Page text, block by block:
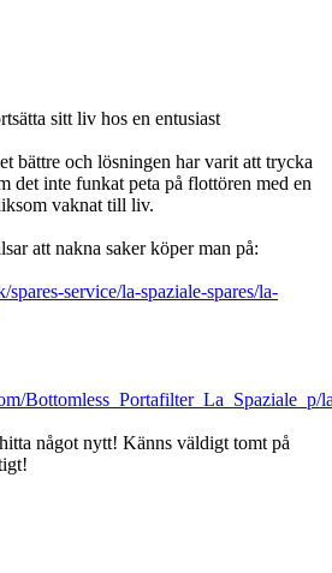
sitt liv hos en entusiast
bättre och lösningen har varit att trycka
det inte funkat peta på flottören med en
vaknat till liv.
att nakna saker köper man på:
service/la-spaziale-spares/la-
Bottomless_Portafilter_La_Spaziale_p/
något nytt! Känns väldigt tomt på